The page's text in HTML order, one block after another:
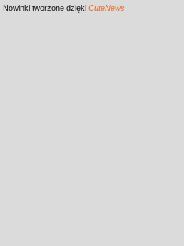
Nowinki tworzone dzięki CuteNews